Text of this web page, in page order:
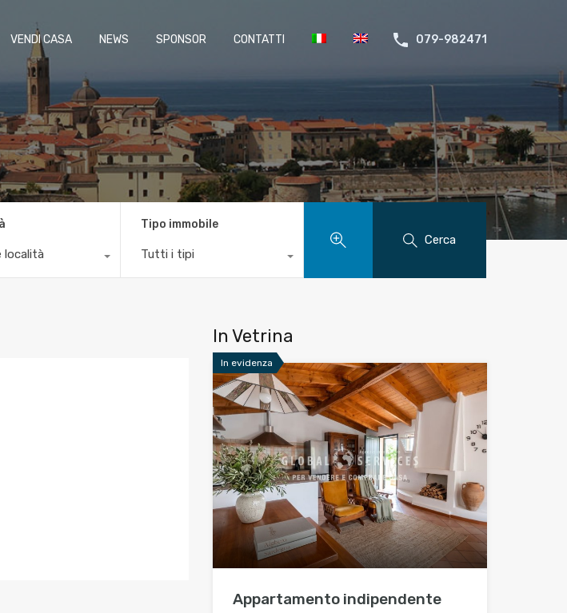
VENDI CASA NEWS SPONSOR CONTATTI 079-982471
località
Tipo immobile
Tutti i tipi
Cerca
In Vetrina
In evidenza
Appartamento indipendente